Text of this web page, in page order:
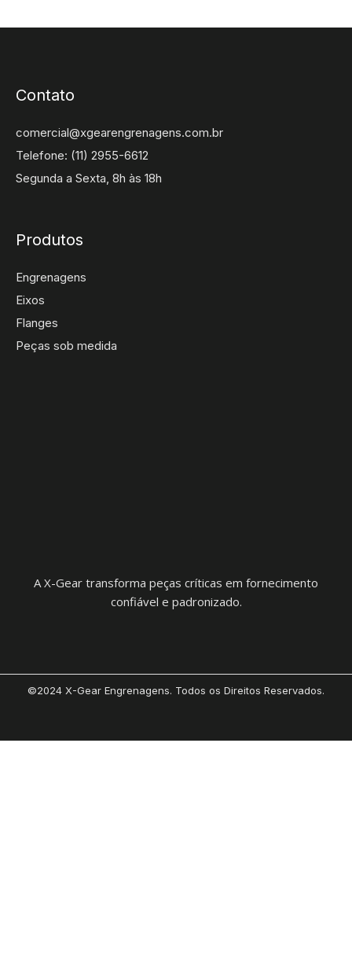
A X-Gear transforma peças críticas em fornecimento
confiável e padronizado.
Produtos
Engrenagens
Eixos
Flanges
Peças sob medida
Contato
comercial@xgearengrenagens.com.br
Telefone: (11) 2955-6612
Segunda a Sexta, 8h às 18h
©2024 X-Gear Engrenagens. Todos os Direitos Reservados.